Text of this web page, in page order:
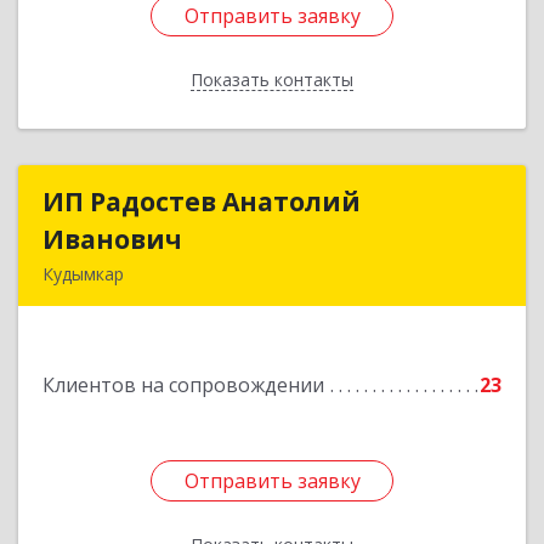
Отправить заявку
Показать контакты
Отправить заявку
Назад
ИП Радостев Анатолий
Иванович
Кудымкар
Клиентов на сопровождении 23
Отправить заявку
ИП Радостев Анатолий
Подробнее
Отправить заявку